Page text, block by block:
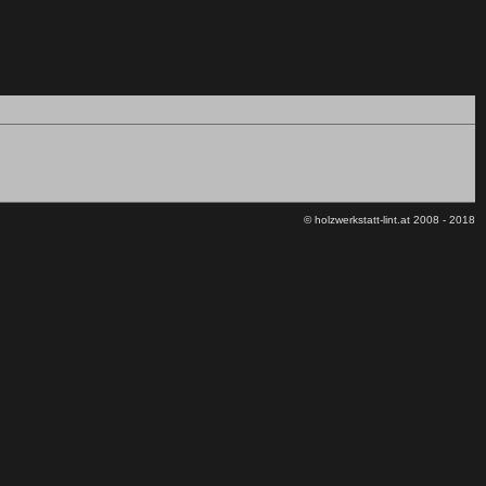
© holzwerkstatt-lint.at 2008 - 2018